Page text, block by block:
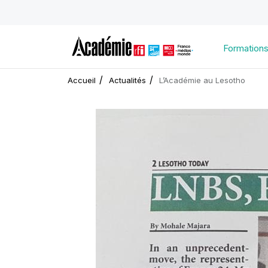
Accueil Actualités L’Académie au Lesotho